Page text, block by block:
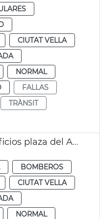
CIUTAT VELLA
NORMAL
FALLAS
TRÀNSIT
Revisión fachadas edificios plaza del Ayuntamiento
BOMBEROS
CIUTAT VELLA
NORMAL